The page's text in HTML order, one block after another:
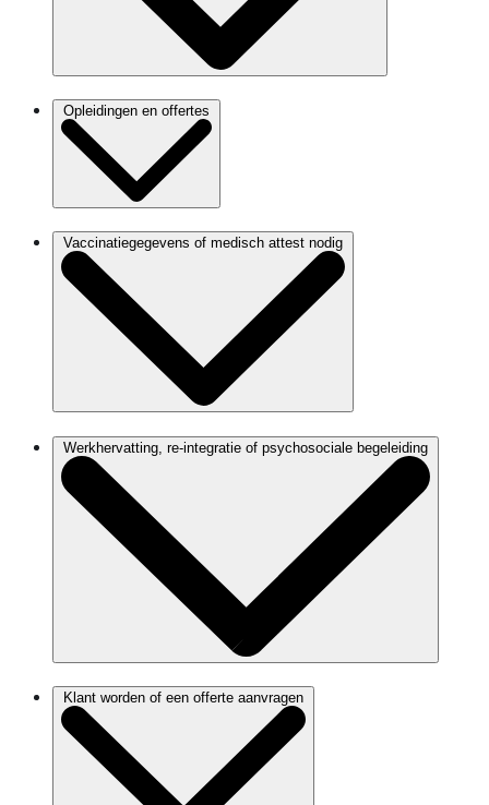
Opleidingen en offertes
Vaccinatiegegevens of medisch attest nodig
Werkhervatting, re-integratie of psychosociale begeleiding
Klant worden of een offerte aanvragen